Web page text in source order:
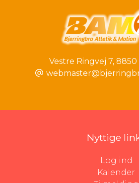
Vestre Ringvej 7, 8850
Nyttige
Log ind
Kalender